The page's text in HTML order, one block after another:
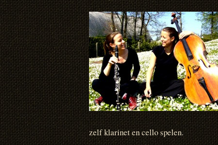
zelf klarinet en cello spelen.